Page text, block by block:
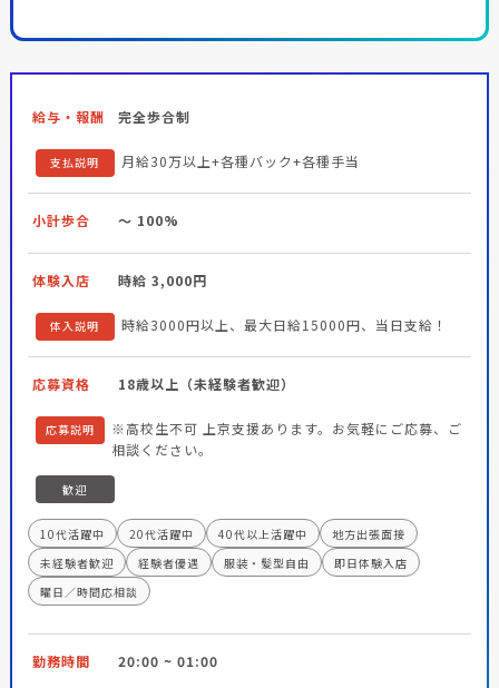
給与・報酬 完全歩合制
支払説明 月給30万以上+各種バック+各種手当
小計歩合 ～ 100%
体験入店 時給 3,000円
体入説明 時給3000円以上、最大日給15000円、当日支給！
応募資格 18歳以上（未経験者歓迎）
応募説明
※高校生不可 上京支援あります。お気軽にご応募、ご
相談ください。
歓迎
10代活躍中 20代活躍中 40代以上活躍中
地方出張面接
未経験者歓迎
経験者優遇 服装・髪型自由
即日体験入店
曜日／時間応相談
勤務時間 20:00 ~ 01:00